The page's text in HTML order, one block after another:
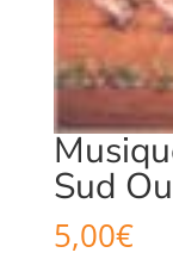
Sud
5,00€